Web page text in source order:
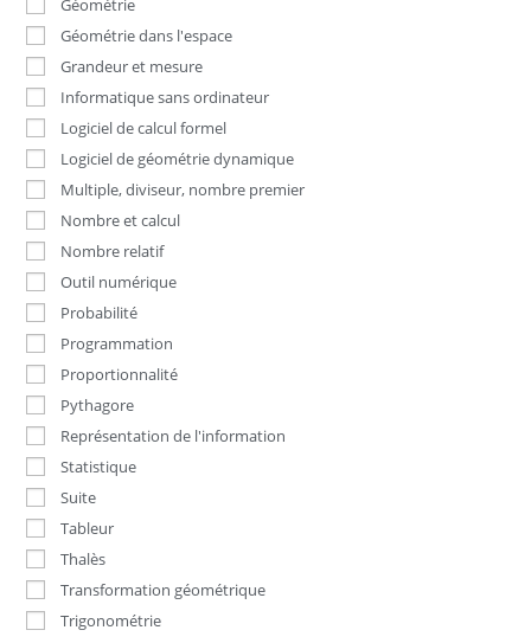
Géométrie
Géométrie dans l'espace
Grandeur et mesure
Informatique sans ordinateur
Logiciel de calcul formel
Logiciel de géométrie dynamique
Multiple, diviseur, nombre premier
Nombre et calcul
Nombre relatif
Outil numérique
Probabilité
Programmation
Proportionnalité
Pythagore
Représentation de l'information
Statistique
Suite
Tableur
Thalès
Transformation géométrique
Trigonométrie